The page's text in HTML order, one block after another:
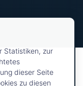
Statistiken, zur
dieser Seite
zu diesen